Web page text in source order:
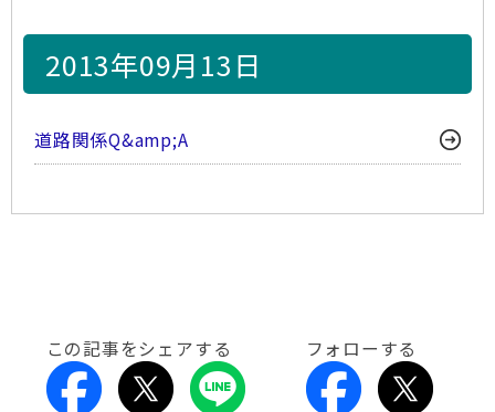
2013年09月13日
道路関係Q&amp;A
この記事をシェアする フォローする